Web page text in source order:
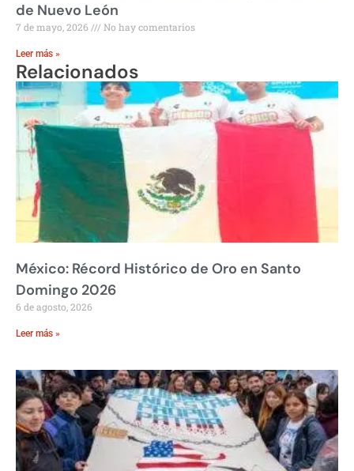
de Nuevo León
7 de mayo, 2026 No hay comentarios
Leer más »
Relacionados
México: Récord Histórico de Oro en Santo
Domingo 2026
6 de agosto, 2026
Leer más »